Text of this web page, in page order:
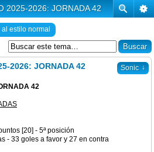
2025-2026: JORNADA 42
al estilo normal
Sonic ↓
2026: JORNADA 42
42
[20] - 5ª posición
- 33 goles a favor y 27 en contra